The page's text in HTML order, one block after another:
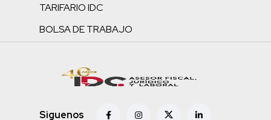
TARIFARIO IDC
BOLSA DE TRABAJO
Siguenos